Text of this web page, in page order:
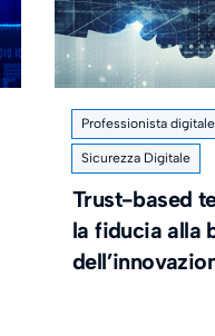
Professionista digitale
Sicurezza Digitale
Trust-based
la fiducia alla